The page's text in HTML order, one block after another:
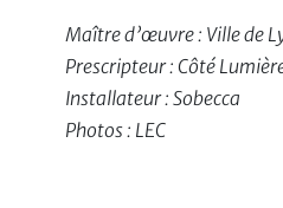
Maître d’œuvre : Ville de
Prescripteur : Côté
Installateur : Sobecca
Photos : LEC